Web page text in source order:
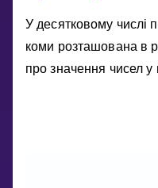
У десятковому числі
коми розташована в
про значення чисел у